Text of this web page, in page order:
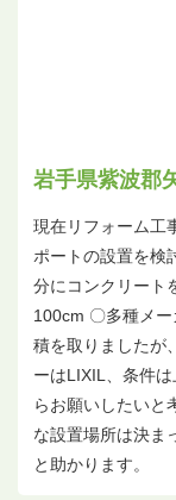
岩手県紫波郡
現在リフォーム工
ポートの設置を検
分にコンクリート
100cm 〇多種メ
積を取りましたが
ーはLIXIL、条件
らお願いしたいと
な設置場所は決ま
と助かります。